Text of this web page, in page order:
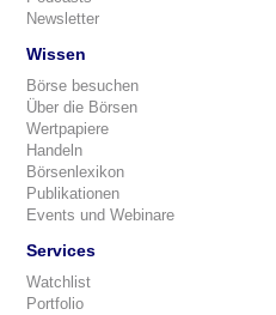
Newsletter
Wissen
Börse besuchen
Über die Börsen
Wertpapiere
Handeln
Börsenlexikon
Publikationen
Events und Webinare
Services
Watchlist
Portfolio